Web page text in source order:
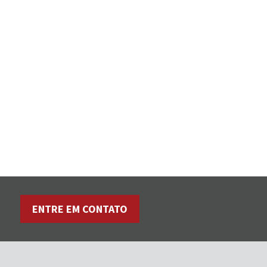
ENTRE EM CONTATO